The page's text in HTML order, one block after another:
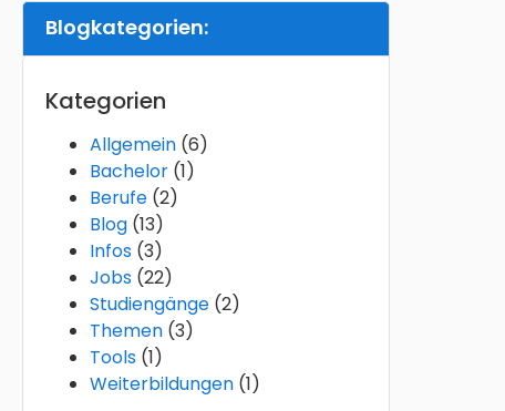
Blogkategorien:
Kategorien
Allgemein (6)
Bachelor (1)
Berufe (2)
Blog (13)
Infos (3)
Jobs (22)
Studiengänge (2)
Themen (3)
Tools (1)
Weiterbildungen (1)